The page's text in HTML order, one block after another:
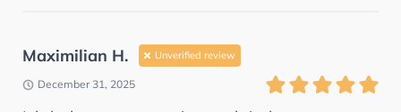
Maximilian H. Unverified review
December 31, 2025